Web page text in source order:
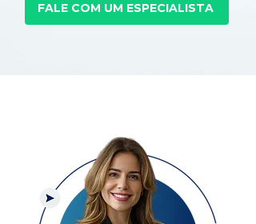
FALE COM UM ESPECIALISTA